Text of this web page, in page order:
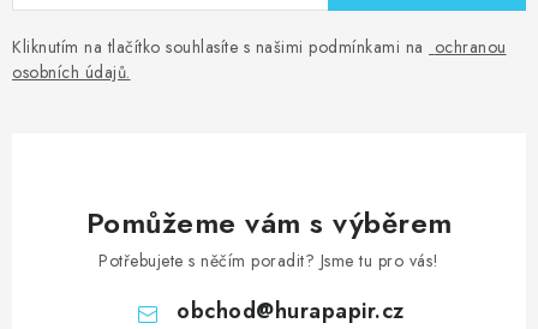
Kliknutím na tlačítko souhlasíte s našimi podmínkami na ochranou
osobních údajů.
Pomůžeme vám s výběrem
Potřebujete s něčím poradit? Jsme tu pro vás!
obchod@hurapapir.cz